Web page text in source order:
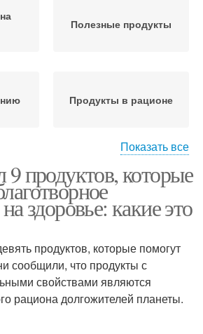
Полезные продукты
Продукты в рационе
Продукты для
ежедневного
употребления
Продукты в
супермаркете
Показать все
продуктов, которые
здоровье: какие это
продуктов, которые помогут
сообщили, что продукты с
свойствами являются
рациона долгожителей планеты.